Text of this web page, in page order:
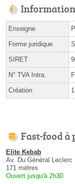
Enseigne
Forme juridique
SIRET
N° TVA Intra.
Création
Fast-food
Elite Kebab
Av. Du Général Leclerc
171 mètres
Ouvert jusqu'à 2h30